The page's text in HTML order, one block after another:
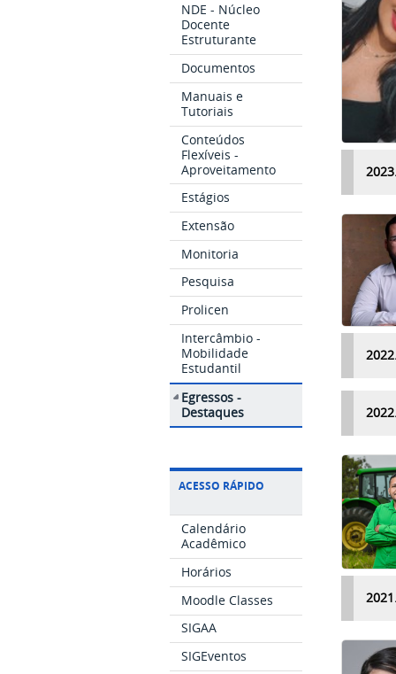
NDE - Núcleo
Docente
Estruturante
Documentos
Manuais e
Tutoriais
Conteúdos
Flexíveis -
Aproveitamento
Estágios
Extensão
Monitoria
Pesquisa
Prolicen
Intercâmbio -
Mobilidade
Estudantil
Egressos -
Destaques
ACESSO RÁPIDO
Calendário
Acadêmico
Horários
Moodle Classes
SIGAA
SIGEventos